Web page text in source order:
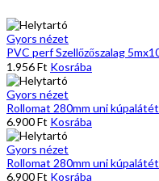
Gyors nézet
PVC perf Szellőzőszalag
1.956Ft Kosrába
Gyors nézet
Rollomat 280mm uni
6.900Ft Kosrába
Gyors nézet
Rollomat 280mm uni
6.900Ft Kosrába